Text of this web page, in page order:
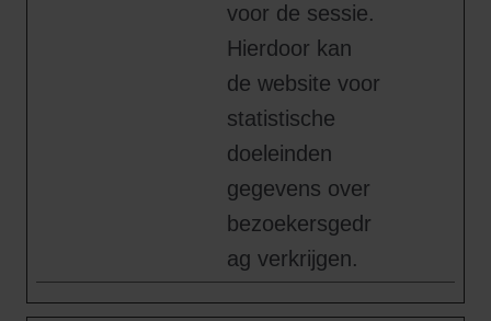
voor de sessie.
Hierdoor kan
de website voor
statistische
doeleinden
gegevens over
bezoekersgedr
ag verkrijgen.